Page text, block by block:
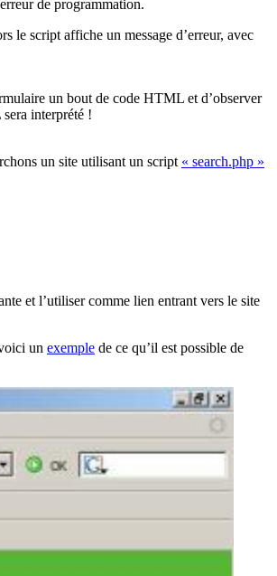
de programmation.
le script affiche un message d’erreur, avec
un bout de code HTML et d’observer
interprété !
un site utilisant un script « search.php »
et l’utiliser comme lien entrant vers le site
un exemple de ce qu’il est possible de